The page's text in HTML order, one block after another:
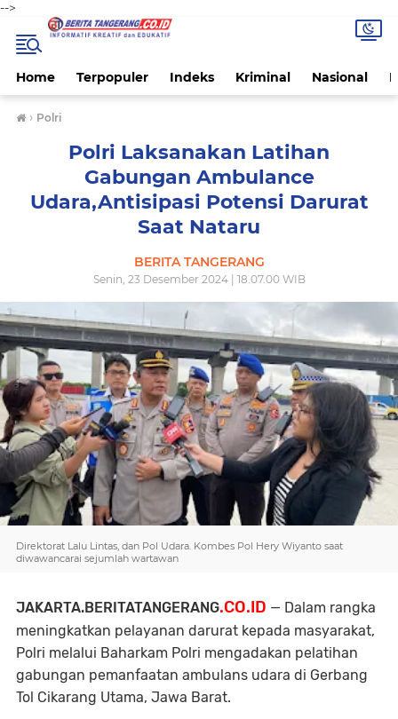
-->
Home Terpopuler Indeks Kriminal Nasional
› Polri
Polri Laksanakan Latihan
Gabungan Ambulance
Udara,Antisipasi Potensi Darurat
Saat Nataru
BERITA TANGERANG
Senin, 23 Desember 2024 | 18.07.00 WIB
Direktorat Lalu Lintas, dan Pol Udara. Kombes Pol Hery Wiyanto saat
diwawancarai sejumlah wartawan
JAKARTA.BERITATANGERANG.CO.ID — Dalam rangka
meningkatkan pelayanan darurat kepada masyarakat,
Polri melalui Baharkam Polri mengadakan pelatihan
gabungan pemanfaatan ambulans udara di Gerbang
Tol Cikarang Utama, Jawa Barat.